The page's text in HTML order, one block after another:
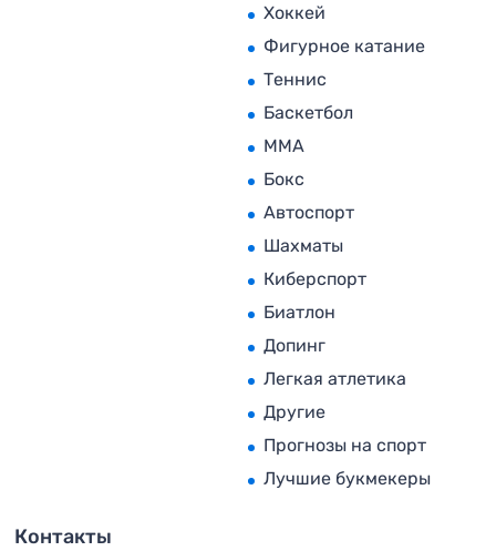
Хоккей
Фигурное катание
Теннис
Баскетбол
MMA
Бокс
Автоспорт
Шахматы
Киберспорт
Биатлон
Допинг
Легкая атлетика
Другие
Прогнозы на спорт
Лучшие букмекеры
Контакты